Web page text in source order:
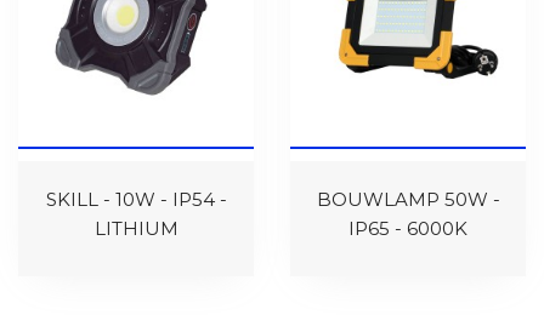
SKILL - 10W - IP54 -
LITHIUM
BOUWLAMP 50W -
IP65 - 6000K